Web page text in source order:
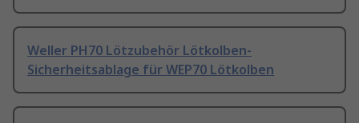
Weller PH70 Lötzubehör Lötkolben-
Sicherheitsablage für WEP70 Lötkolben